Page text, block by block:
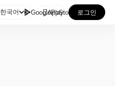
한국어 GooglePlay
AppStore 로그인